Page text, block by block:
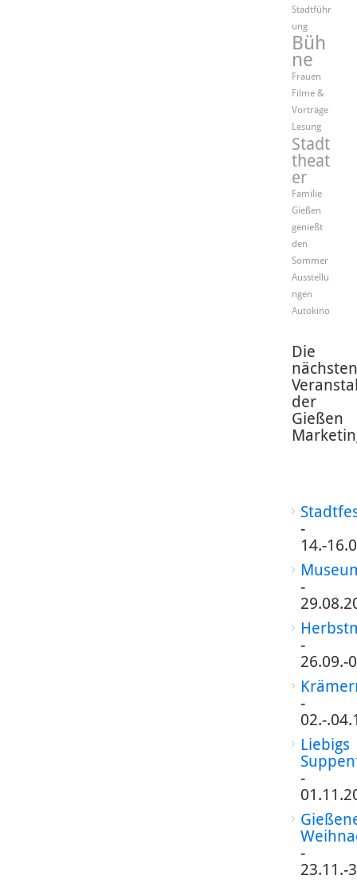
Stadtführ
ung
Büh
ne
Frauen
Filme &
Vorträge
Lesung
Stadt
theat
er
Familie
Gießen
genießt
den
Sommer
Ausstellu
ngen
Autokino
Die
nächsten
der
Gießen
-
14.-
-
-
26.09.-
-
02.-
Liebigs
-
-
23.11.-